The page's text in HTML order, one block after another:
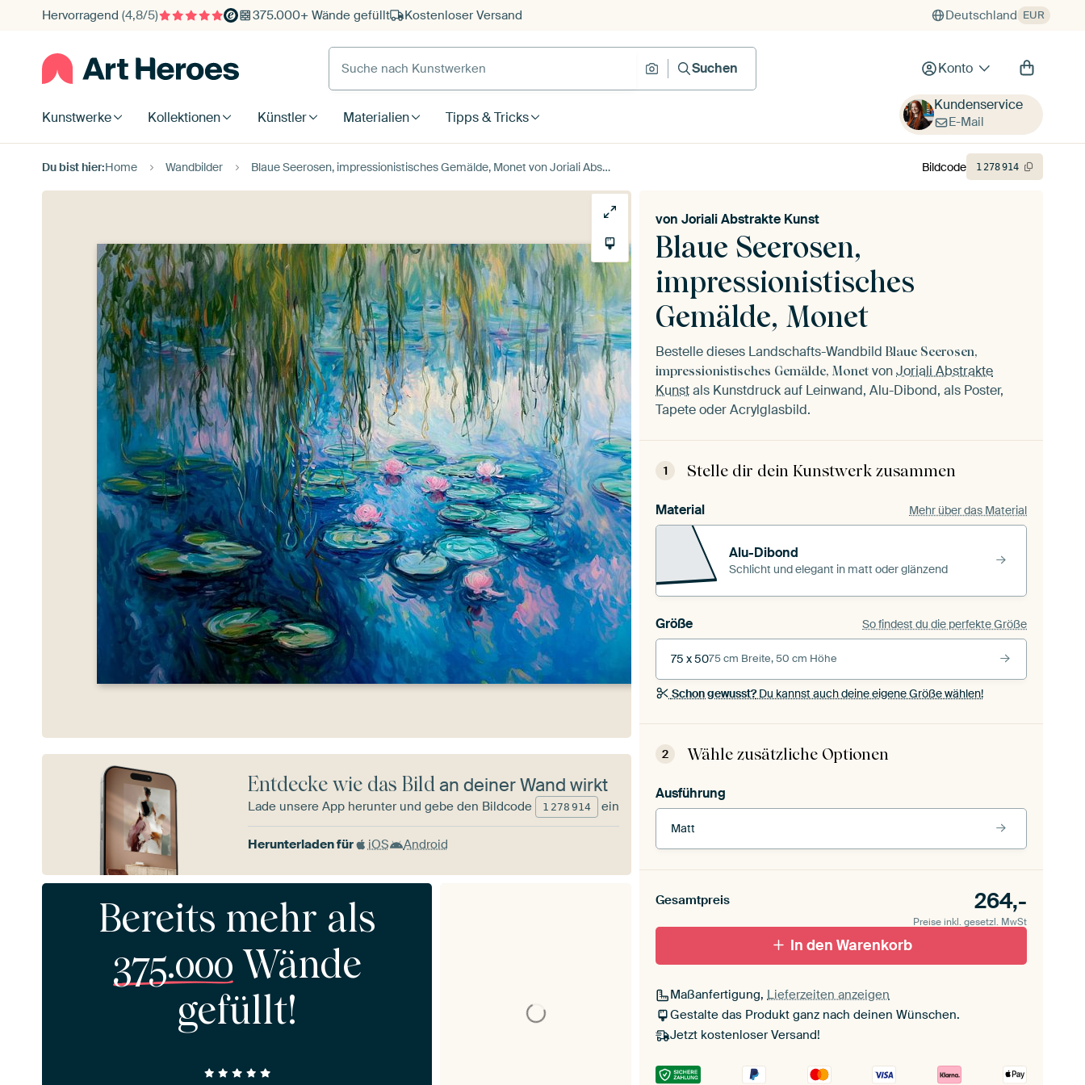
Hervorragend (4,8/5) 375.000+ Wände gefüllt Kostenloser Versand Deutschland EUR
Suche nach Kunstwerken
Suche nach Bild
Suchen Konto
Kunstwerke Kollektionen Künstler Materialien Tipps & Tricks
Kundenservice
E-Mail
Du bist hier:Home Wandbilder Blaue Seerosen, impressionistisches Gemälde, Monet von Joriali Abstrakte Kunst
Blaue Seerosen,
impressionistisches
Gemälde, Monet
von Joriali Abstrakte Kunst
Bestelle dieses Landschafts-Wandbild Blaue Seerosen,
impressionistisches Gemälde, Monet vonJoriali Abstrakte
Kunstals Kunstdruck auf Leinwand, Alu-Dibond, als Poster,
Tapete oder Acrylglasbild.
1 Stelle dir dein Kunstwerk zusammen
Material Mehr über das Material
Alu-Dibond
Schlicht und elegant in matt oder glänzend
Größe So findest du die perfekte Größe
75 x 5075 cm Breite, 50 cm Höhe
Schon gewusst?Du kannst auch deine eigene Größe wählen!
2 Wähle zusätzliche Optionen
Ausführung
Matt
Gesamtpreis 264,-
Preise inkl. gesetzl. MwSt
In den Warenkorb
Maßanfertigung, Lieferzeiten anzeigen
Gestalte das Produkt ganz nach deinen Wünschen.
Jetzt kostenloser Versand!
Bildcode 1278914
Entdecke wie das Bildan deiner Wand wirkt
Lade unsere App herunter und gebe den Bildcode 1 278 914 ein
Herunterladen für iOS Android
Bereits mehr als
375.000 Wände
gefüllt!